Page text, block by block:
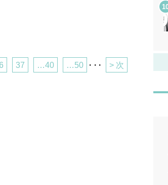
37 …40 …50 ・・・
> 次